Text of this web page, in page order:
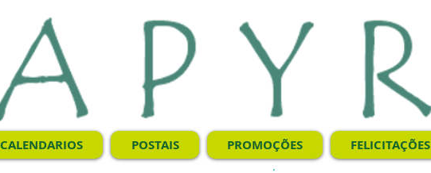
CALENDARIOS POSTAIS PROMOÇÕES FELICITAÇÕES
.